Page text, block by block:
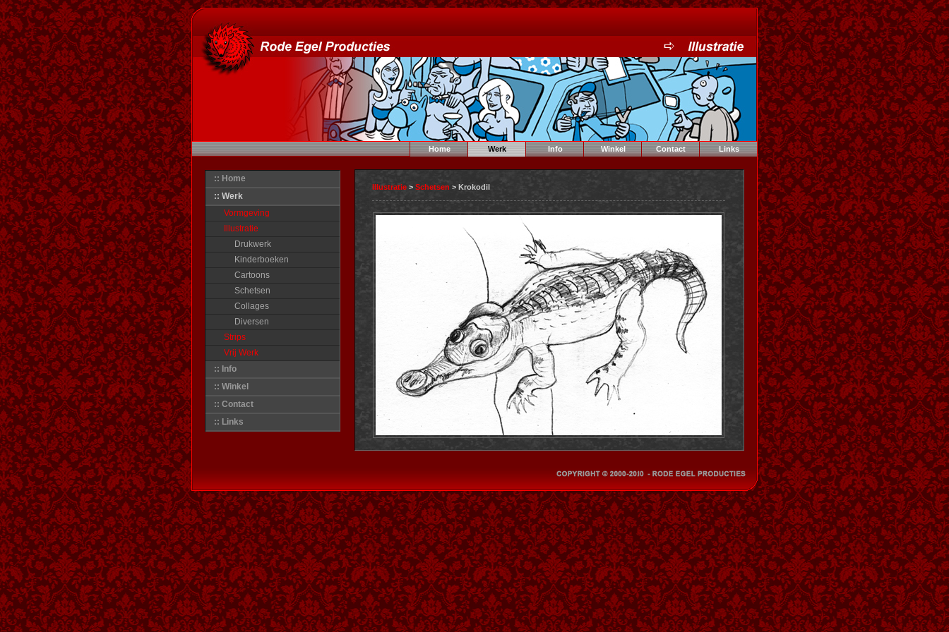
Links
Contact
Winkel
Info
Werk
Home
:: Home
:: Werk
Vormgeving
Illustratie
Drukwerk
Kinderboeken
Cartoons
Schetsen
Collages
Diversen
Strips
Vrij Werk
:: Info
:: Winkel
:: Contact
:: Links
Illustratie > Schetsen > Krokodil